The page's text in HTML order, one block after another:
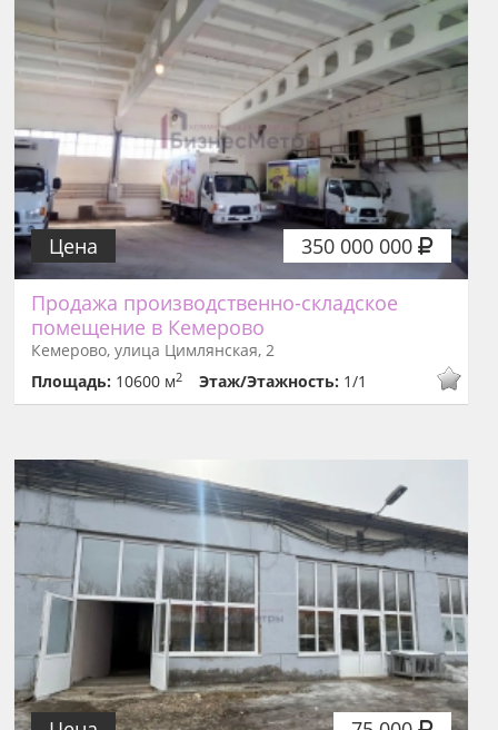
350 000 000
Цена
Продажа производственно-складское
помещение в Кемерово
Кемерово, улица Цимлянская, 2
Площадь: 10600 м2 Этаж/Этажность: 1/1